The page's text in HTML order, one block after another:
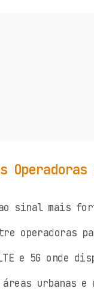
ao sinal mais
operadoras
e 5G onde
áreas urbanas